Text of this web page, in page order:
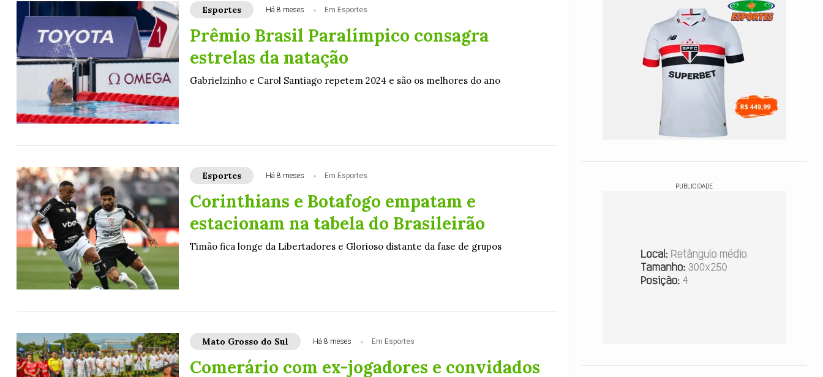
Esportes Há 8 meses Em Esportes
Prêmio Brasil Paralímpico consagra
estrelas da natação
Gabrielzinho e Carol Santiago repetem 2024 e são os melhores do ano
Esportes Há 8 meses Em Esportes
Corinthians e Botafogo empatam e
estacionam na tabela do Brasileirão
Timão fica longe da Libertadores e Glorioso distante da fase de grupos
Mato Grosso do Sul Há 8 meses Em Esportes
Comerário com ex-jogadores e convidados
PUBLICIDADE